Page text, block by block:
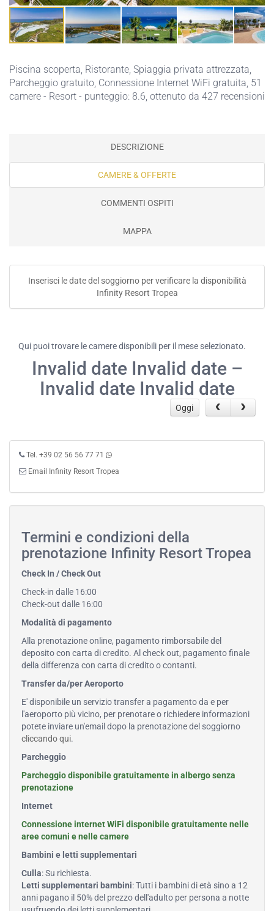
Piscina scoperta, Ristorante, Spiaggia privata attrezzata,
Parcheggio gratuito, Connessione Internet WiFi gratuita, 51
camere - Resort - punteggio: 8.6, ottenuto da 427 recensioni
DESCRIZIONE
CAMERE & OFFERTE
COMMENTI OSPITI
MAPPA
Inserisci le date del soggiorno per verificare la disponibilità
Infinity Resort Tropea
Qui puoi trovare le camere disponibili per il mese selezionato.
Invalid date Invalid date –
Invalid date Invalid date
Oggi
Tel. +39 02 56 56 77 71
Email Infinity Resort Tropea
Termini e condizioni della
prenotazione Infinity Resort Tropea
Check In / Check Out
Check-in dalle 16:00
Check-out dalle 16:00
Modalità di pagamento
Alla prenotazione online, pagamento rimborsabile del
deposito con carta di credito. Al check out, pagamento finale
della differenza con carta di credito o contanti.
Transfer da/per Aeroporto
E' disponibile un servizio transfer a pagamento da e per
l'aeroporto più vicino, per prenotare o richiedere informazioni
potete inviare un'email dopo la prenotazione del soggiorno
cliccando qui.
Parcheggio
Parcheggio disponibile gratuitamente in albergo senza
prenotazione
Internet
Connessione internet WiFi disponibile gratuitamente nelle
aree comuni e nelle camere
Bambini e letti supplementari
Culla: Su richiesta.
Letti supplementari bambini: Tutti i bambini di età sino a 12
anni pagano il 50% del prezzo dell'adulto per persona a notte